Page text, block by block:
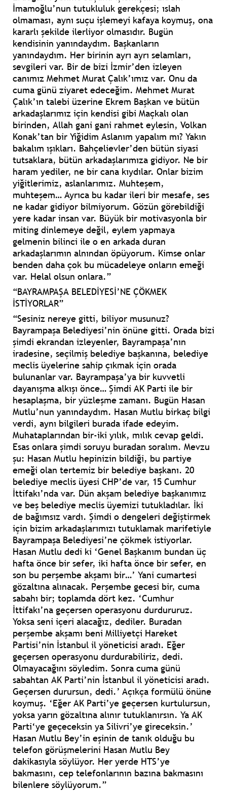
İmamoğlu’nun tutukluluk gerekçesi; ıslah
olmaması, aynı suçu işlemeyi kafaya koymuş, ona
kararlı şekilde ilerliyor olmasıdır. Bugün
kendisinin yanındaydım. Başkanların
yanındaydım. Her birinin ayrı ayrı selamları,
sevgileri var. Bir de bizi İzmir’den izleyen
canımız Mehmet Murat Çalık’ımız var. Onu da
cuma günü ziyaret edeceğim. Mehmet Murat
Çalık’ın talebi üzerine Ekrem Başkan ve bütün
arkadaşlarımız için kendisi gibi Maçkalı olan
birinden, Allah gani gani rahmet eylesin, Volkan
Konak’tan bir Yiğidim Aslanım yapalım mı? Yakın
bakalım ışıkları. Bahçelievler’den bütün siyasi
tutsaklara, bütün arkadaşlarımıza gidiyor. Ne bir
haram yediler, ne bir cana kıydılar. Onlar bizim
yiğitlerimiz, aslanlarımız. Muhteşem,
muhteşem… Ayrıca bu kadar ileri bir mesafe, ses
ne kadar gidiyor bilmiyorum. Gözün görebildiği
yere kadar insan var. Büyük bir motivasyonla bir
miting dinlemeye değil, eylem yapmaya
gelmenin bilinci ile o en arkada duran
arkadaşlarımın alnından öpüyorum. Kimse onlar
benden daha çok bu mücadeleye onların emeği
var. Helal olsun onlara.”
“BAYRAMPAŞA BELEDİYESİ’NE ÇÖKMEK
İSTİYORLAR”
“Sesiniz nereye gitti, biliyor musunuz?
Bayrampaşa Belediyesi’nin önüne gitti. Orada bizi
şimdi ekrandan izleyenler, Bayrampaşa’nın
iradesine, seçilmiş belediye başkanına, belediye
meclis üyelerine sahip çıkmak için orada
bulunanlar var. Bayrampaşa’ya bir kuvvetli
dayanışma alkışı önce… Şimdi AK Parti ile bir
hesaplaşma, bir yüzleşme zamanı. Bugün Hasan
Mutlu’nun yanındaydım. Hasan Mutlu birkaç bilgi
verdi, aynı bilgileri burada ifade edeyim.
Muhataplarından bir-iki yılık, mılık cevap geldi.
Esas onlara şimdi soruyu buradan soralım. Mevzu
şu: Hasan Mutlu hepinizin bildiği, bu partiye
emeği olan tertemiz bir belediye başkanı. 20
belediye meclis üyesi CHP’de var, 15 Cumhur
İttifakı’nda var. Dün akşam belediye başkanımız
ve beş belediye meclis üyemizi tutukladılar. İki
de bağımsız vardı. Şimdi o dengeleri değiştirmek
için bizim arkadaşlarımızı tutuklamak marifetiyle
Bayrampaşa Belediyesi’ne çökmek istiyorlar.
Hasan Mutlu dedi ki ‘Genel Başkanım bundan üç
hafta önce bir sefer, iki hafta önce bir sefer, en
son bu perşembe akşamı bir…’ Yani cumartesi
gözaltına alınacak. Perşembe gecesi bir, cuma
sabahı bir; toplamda dört kez. ‘Cumhur
İttifakı’na geçersen operasyonu durdururuz.
Yoksa seni içeri alacağız, dediler. Buradan
perşembe akşamı beni Milliyetçi Hareket
Partisi’nin İstanbul il yöneticisi aradı. Eğer
geçersen operasyonu durdurabiliriz, dedi.
Olmayacağını söyledim. Sonra cuma günü
sabahtan AK Parti’nin İstanbul il yöneticisi aradı.
Geçersen durursun, dedi.’ Açıkça formülü önüne
koymuş. ‘Eğer AK Parti’ye geçersen kurtulursun,
yoksa yarın gözaltına alınır tutuklanırsın. Ya AK
Parti‘ye geçeceksin ya Silivri’ye gireceksin.’
Hasan Mutlu Bey’in eşinin de tanık olduğu bu
telefon görüşmelerini Hasan Mutlu Bey
dakikasıyla söylüyor. Her yerde HTS’ye
bakmasını, cep telefonlarının bazına bakmasını
bilenlere söylüyorum.”